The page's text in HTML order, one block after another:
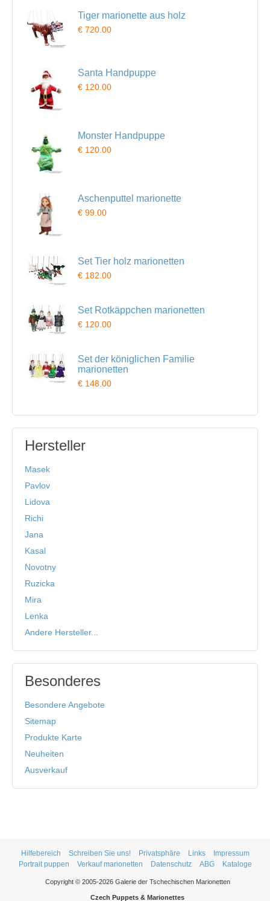
Tiger marionette aus holz
€ 720.00
Santa Handpuppe
€ 120.00
Monster Handpuppe
€ 120.00
Aschenputtel marionette
€ 99.00
Set Tier holz marionetten
€ 182.00
Set Rotkäppchen marionetten
€ 120.00
Set der königlichen Familie
marionetten
€ 148.00
Hersteller
Masek
Pavlov
Lidova
Richi
Jana
Kasal
Novotny
Ruzicka
Mira
Lenka
Andere Hersteller...
Besonderes
Besondere Angebote
Sitemap
Produkte Karte
Neuheiten
Ausverkauf
Hilfebereich Schreiben Sie uns! Privatsphäre Links
Impressum
Portrait puppen
Verkauf marionetten Datenschutz ABG Kataloge
Copyright © 2005-2026 Galerie der Tschechischen Marionetten
Czech Puppets & Marionettes